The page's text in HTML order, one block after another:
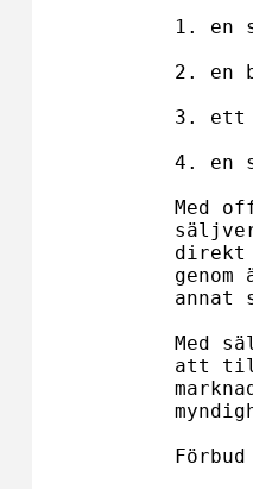
1. en
2. en
3. ett
4. en
Med
direkt
annat
Med
att